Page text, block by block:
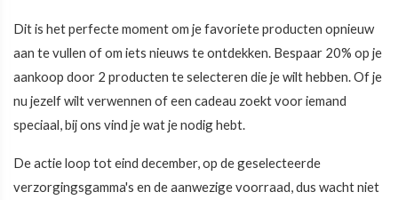
Dit is het perfecte moment om je favoriete producten opnieuw
aan te vullen of om iets nieuws te ontdekken. Bespaar 20% op je
aankoop door 2 producten te selecteren die je wilt hebben. Of je
nu jezelf wilt verwennen of een cadeau zoekt voor iemand
speciaal, bij ons vind je wat je nodig hebt.
De actie loop tot eind december, op de geselecteerde
verzorgingsgamma's en de aanwezige voorraad, dus wacht niet